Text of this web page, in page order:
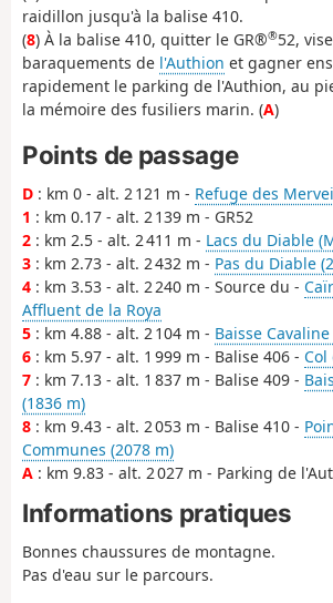
raidillon jusqu'à la balise 410.
(8) À la balise 410, quitter le GR®®52,
baraquements de l'Authion et gagner
rapidement le parking de l'Authion, au
la mémoire des fusiliers marin. (A)
Points de passage
D : km 0 - alt. 2 121 m - Refuge des
1 : km 0.17 - alt. 2 139 m - GR52
2 : km 2.5 - alt. 2 411 m - Lacs du Diable
3 : km 2.73 - alt. 2 432 m - Pas du Diable
4 : km 3.53 - alt. 2 240 m - Source du -
Affluent de la Roya
5 : km 4.88 - alt. 2 104 m - Baisse
6 : km 5.97 - alt. 1 999 m - Balise 406 - Col
7 : km 7.13 - alt. 1 837 m - Balise 409 -
(1836 m)
8 : km 9.43 - alt. 2 053 m - Balise 410 -
Communes (2078 m)
A : km 9.83 - alt. 2 027 m - Parking de
Informations pratiques
Bonnes chaussures de montagne.
Pas d'eau sur le parcours.